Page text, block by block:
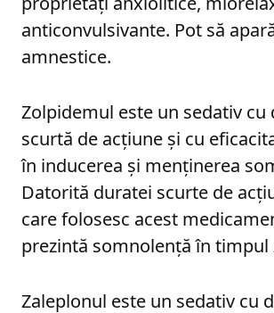
anticonvulsivante. Pot să
amnestice.
Zolpidemul este un sedativ cu
scurtă de acțiune și cu
în inducerea și menținerea
Datorită duratei scurte de
care folosesc acest
prezintă somnolență în timpul
Zaleplonul este un sedativ cu